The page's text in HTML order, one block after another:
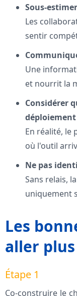
Sous-
Les
sentir
Une
et nourrit la
Considérer
déploiement
En réalité, le
où l'outil
Ne pas
Sans relais,
uniquement
Les
aller
Étape 1
Co-construire le